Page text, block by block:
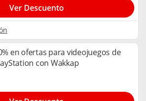
Ver Descuento
en ofertas para videojuegos de
con Wakkap